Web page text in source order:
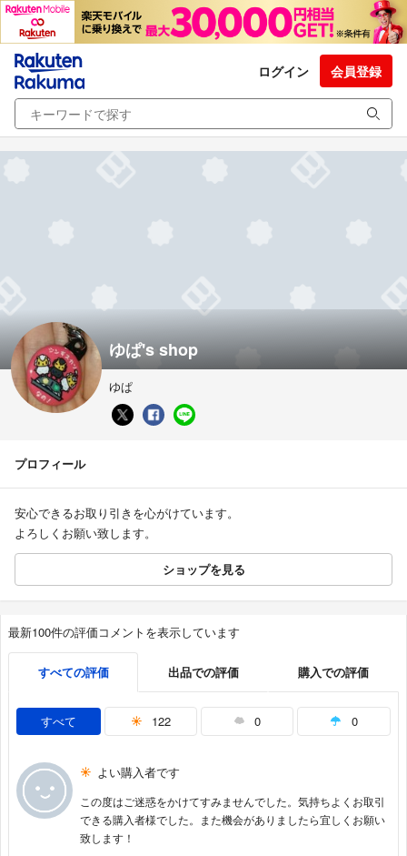
ログイン 会員登録
ゆぱ's shop
ゆぱ
プロフィール
安心できるお取り引きを心がけています。
よろしくお願い致します。
ショップを見る
最新100件の評価コメントを表示しています
すべての評価 出品での評価 購入での評価
すべて 122 0 0
よい購入者です
この度はご迷惑をかけてすみませんでした。気持ちよくお取引
できる購入者様でした。また機会がありましたら宜しくお願い
致します！